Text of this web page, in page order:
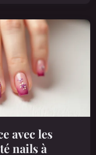
avec les
nails à